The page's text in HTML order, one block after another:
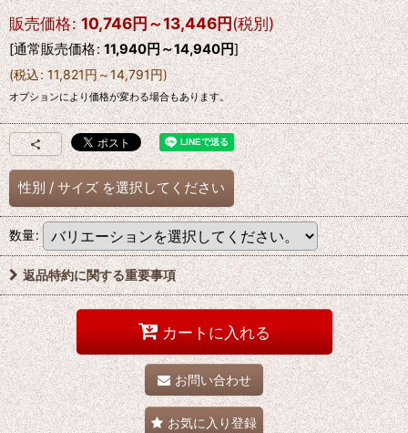
販売価格: 10,746円～13,446円(税別)
[通常販売価格: 11,940円～14,940円]
(税込: 11,821円～14,791円)
オプションにより価格が変わる場合もあります。
性別 / サイズ を選択してください
数量:
返品特約に関する重要事項
カートに入れる
お問い合わせ
お気に入り登録